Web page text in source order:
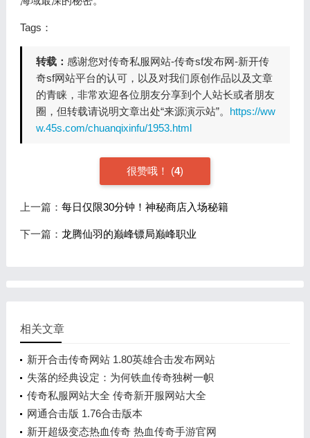
Tags：
转载： 感谢您对传奇私服网站-传奇sf发布网-新开传
奇sf网站平台的认可，以及对我们原创作品以及文章
的青睐，非常欢迎各位朋友分享到个人站长或者朋友
圈，但转载请说明文章出处“来源演示站”。 https://ww
w.45s.com/chuanqixinfu/1953.html
很赞哦！ (4)
上一篇： 每日仅限30分钟！神秘商店入场秘籍
下一篇： 龙腾仙羽的巅峰镖局巅峰职业
相关文章
新开合击传奇网站 1.80英雄合击发布网站
失落的经典设定：为何铁血传奇独树一帜
传奇私服网站大全 传奇新开服网站大全
网通合击版 1.76合击版本
新开超级变态热血传奇 热血传奇手游官网